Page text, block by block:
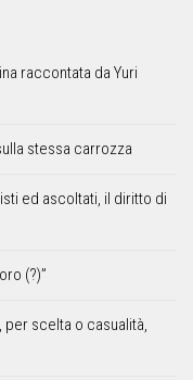
raccontata da Yuri
stessa carrozza
ed ascoltati, il diritto di
(?)”
per scelta o casualità,